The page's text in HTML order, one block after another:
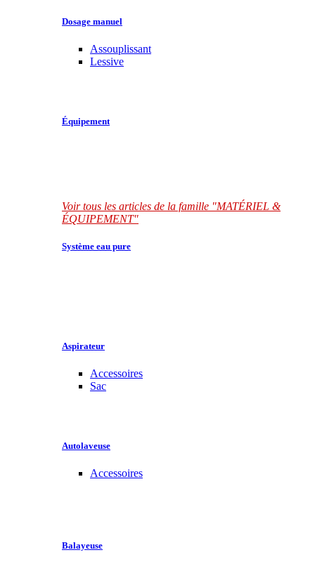
Dosage manuel
Assouplissant
Lessive
Équipement
Voir tous les articles de la famille "MATÉRIEL &
ÉQUIPEMENT"
Système eau pure
Aspirateur
Accessoires
Sac
Autolaveuse
Accessoires
Balayeuse